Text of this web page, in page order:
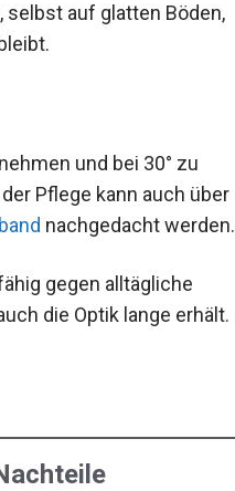
auf glatten Böden,
und bei 30° zu
Pflege kann auch über
nachgedacht werden.
gegen alltägliche
die Optik lange erhält.